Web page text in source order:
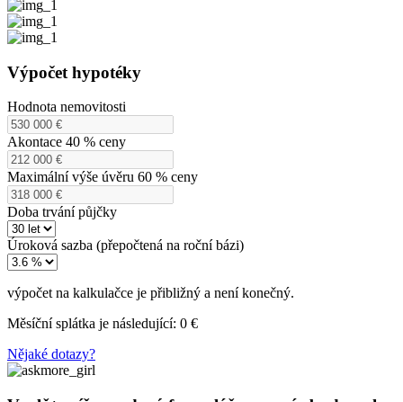
Výpočet hypotéky
Hodnota nemovitosti
Akontace 40 % ceny
Maximální výše úvěru 60 % ceny
Doba trvání půjčky
Úroková sazba (přepočtená na roční bázi)
výpočet na kalkulačce je přibližný a není konečný.
Měsíční splátka je následující: 0 €
Nějaké dotazy?